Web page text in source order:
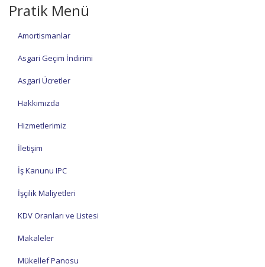
Pratik Menü
Amortismanlar
Asgari Geçim İndirimi
Asgari Ücretler
Hakkımızda
Hizmetlerimiz
İletişim
İş Kanunu IPC
İşçilik Maliyetleri
KDV Oranları ve Listesi
Makaleler
Mükellef Panosu